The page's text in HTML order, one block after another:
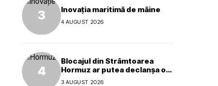
Inovația maritimă de mâine
4 AUGUST 2026
Blocajul din Strâmtoarea
Hormuz ar putea declanșa o
criză ecologică globală
3 AUGUST 2026